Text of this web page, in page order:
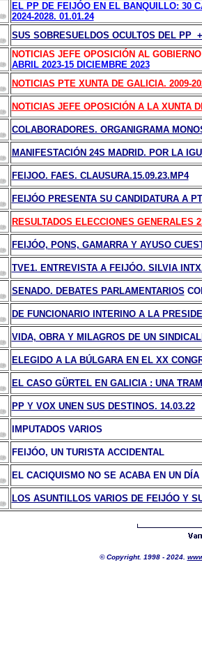
EL PP DE FEIJÓO EN EL BANQUILLO: 30
2024-2028. 01.01.24
SUS SOBRESUELDOS OCULTOS DEL PP
NOTICIAS JEFE OPOSICIÓN AL
ABRIL 2023-15 DICIEMBRE 2023
NOTICIAS PTE XUNTA DE GALICIA. 2009-
NOTICIAS JEFE OPOSICIÓN A LA XUNTA
COLABORADORES. ORGANIGRAMA
MANIFESTACIÓN 24S MADRID. POR LA
FEIJOO. FAES. CLAUSURA.15.09.23.MP4
FEIJÓO PRESENTA SU CANDIDATURA A
RESULTADOS ELECCIONES GENERALES
FEIJÓO, PONS, GAMARRA Y AYUSO
TVE1. ENTREVISTA A FEIJÓO. SILVIA
SENADO. DEBATES PARLAMENTARIOS
DE FUNCIONARIO INTERINO A LA
VIDA, OBRA Y MILAGROS DE UN
ELEGIDO A LA BÚLGARA EN EL XX
EL CASO GÜRTEL EN GALICIA : UNA
PP Y VOX UNEN SUS DESTINOS. 14.03.22
IMPUTADOS VARIOS
FEIJÓO, UN TURISTA ACCIDENTAL
EL CACIQUISMO NO SE ACABA EN UN DÍA
LOS ASUNTILLOS VARIOS DE FEIJÓO Y
© Copyright. 1998 - 2024.